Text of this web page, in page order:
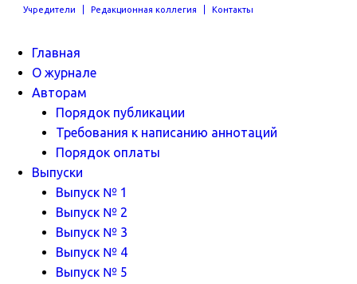
Учредители Редакционная коллегия Контакты
Главная
О журнале
Авторам
Порядок публикации
Требования к написанию аннотаций
Порядок оплаты
Выпуски
Выпуск № 1
Выпуск № 2
Выпуск № 3
Выпуск № 4
Выпуск № 5